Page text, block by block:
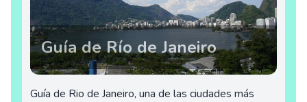
Guía de Río de Janeiro
Guía de Rio de Janeiro, una de las ciudades más